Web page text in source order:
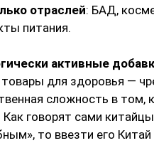
отраслей: БАД,
питания.
активные
для здоровья —
сложность в том,
Как говорят сами
то ввезти его